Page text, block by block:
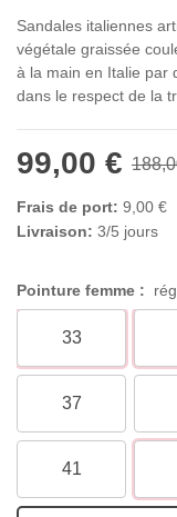
Sandales italiennes
végétale graissée
à la main en Italie par
dans le respect de la
99,00 €
Frais de port: 9,00 €
Livraison: 3/5 jours
Pointure femme :
33
37
41